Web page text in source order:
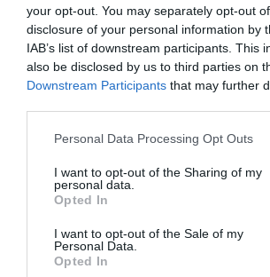
your opt-out. You may separately opt-out
disclosure of your personal information by
IAB’s list of downstream participants. This
also be disclosed by us to third parties on
Downstream Participants that may further
Personal Data Processing Opt Outs
I want to opt-out of the Sharing of my
personal data.
Opted In
I want to opt-out of the Sale of my
Personal Data.
Opted In